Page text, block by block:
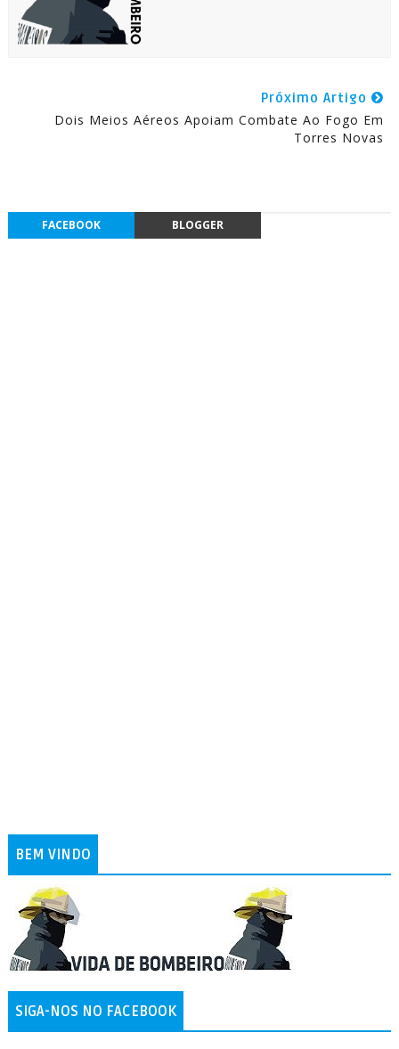
Próximo Artigo
Dois Meios Aéreos Apoiam Combate Ao Fogo Em
Torres Novas
FACEBOOK BLOGGER
BEM VINDO
SIGA-NOS NO FACEBOOK